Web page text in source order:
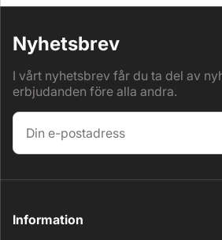
Nyhetsbrev
I vårt nyhetsbrev får du ta del av
erbjudanden före alla andra.
Information